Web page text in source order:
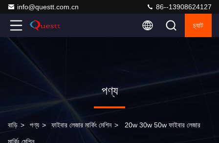
info@questt.com.cn 86--13908624127
চ্যাট
পণ্য
বাড়ি > পণ্য > ফাইবার লেজার মার্কিং মেশিন > 20w 30w 50w ফাইবার লেজার